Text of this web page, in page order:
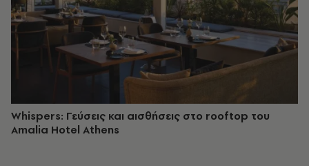
Whispers: Γεύσεις και αισθήσεις στο rooftop του
Amalia Hotel Athens